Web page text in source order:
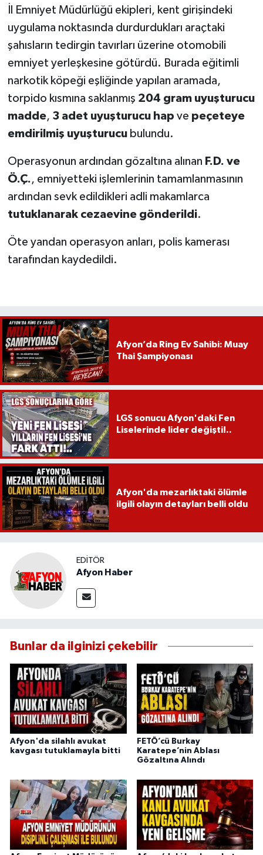
İl Emniyet Müdürlüğü ekipleri, kent girişindeki
uygulama noktasında durdurdukları araçtaki
şahısların tedirgin tavırları üzerine otomobili
emniyet yerleşkesine götürdü. Burada eğitimli
narkotik köpeği eşliğinde yapılan aramada,
torpido kısmına saklanmış 204 gram uyuşturucu
madde, 3 adet uyuşturucu hap ve peçeteye
emdirilmiş uyuşturucubulundu.
Operasyonun ardından gözaltına alınan F.D. ve
Ö.Ç., emniyetteki işlemlerinin tamamlanmasının
ardından sevk edildikleri adli makamlarca
tutuklanarak cezaevine gönderildi.
Öte yandan operasyon anları, polis kamerası
tarafından kaydedildi.
Afyon’da Ring Ev Sahibi: Muay
Thai Şampiyonası
LGS sonucu Afyon'daki Fen
Liselerinde lider değişti!..
Afyon'da mezarlıktaki ölümle
ilgili olayın detayları belli oldu
EDITÖR
Afyon Haber
Bunlar da ilginizi çekebilir
Afyon'da silahlı avukat
kavgası tutuklamayla bitti
FETÖ’cü Burkay
Karatepe’nin Ablası
Gözaltına Alındı